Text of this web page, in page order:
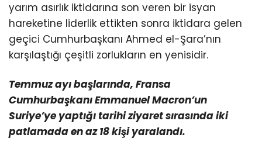
yarım asırlık iktidarına son veren bir isyan
hareketine liderlik ettikten sonra iktidara gelen
geçici Cumhurbaşkanı Ahmed el-Şara’nın
karşılaştığı çeşitli zorlukların en yenisidir.
Temmuz ayı başlarında, Fransa
Cumhurbaşkanı Emmanuel Macron’un
Suriye’ye yaptığı tarihi ziyaretsırasında iki
patlamada en az 18 kişi yaralandı.